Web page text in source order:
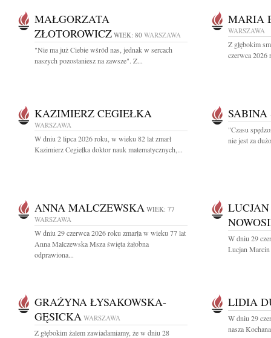
MAŁGORZATA
ZŁOTOROWICZ WIEK: 80 WARSZAWA
"Nie ma już Ciebie wśród nas, jednak w sercach
naszych pozostaniesz na zawsze". Z...
MARIA
WARSZAWA
Z głębokim
czerwca 2026
KAZIMIERZ CEGIEŁKA
WARSZAWA
W dniu 2 lipca 2026 roku, w wieku 82 lat zmarł
Kazimierz Cegiełka doktor nauk matematycznych,...
SABINA
"Czasu
nie jest za
ANNA MALCZEWSKA WIEK: 77
WARSZAWA
W dniu 29 czerwca 2026 roku zmarła w wieku 77 lat
Anna Malczewska Msza święta żałobna
odprawiona...
W dniu 29
Lucjan
GRAŻYNA ŁYSAKOWSKA-
GĘSICKA WARSZAWA
Z głębokim żalem zawiadamiamy, że w dniu 28
LIDIA
W dniu 29
nasza